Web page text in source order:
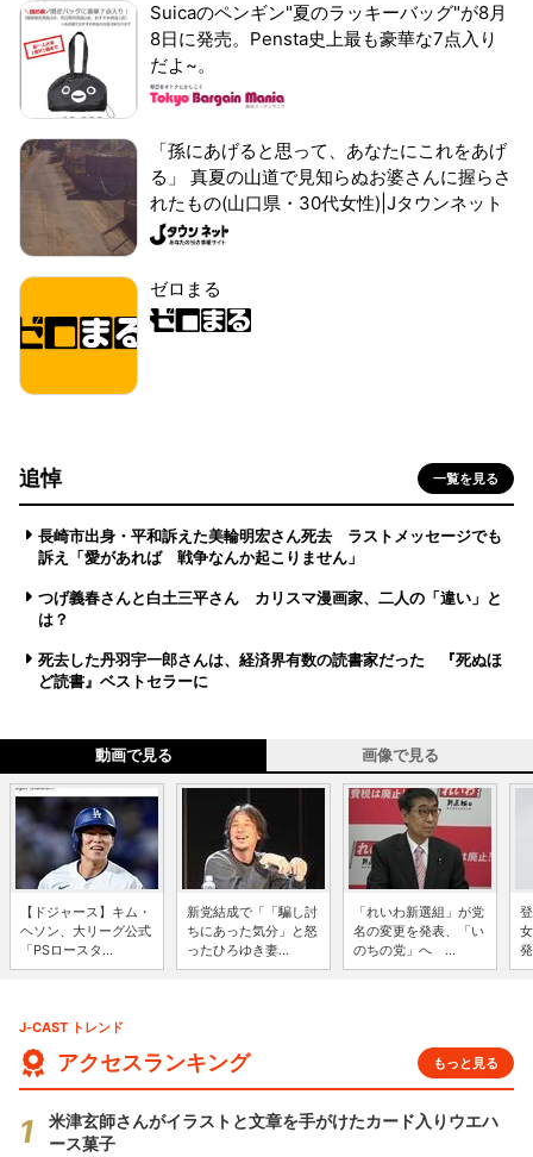
Suicaのペンギン"夏のラッキーバッグ"が8月
8日に発売。Pensta史上最も豪華な7点入り
だよ~。
「孫にあげると思って、あなたにこれをあげ
る」 真夏の山道で見知らぬお婆さんに握らさ
れたもの(山口県・30代女性)|Jタウンネット
ゼロまる
追悼 一覧を見る
長崎市出身・平和訴えた美輪明宏さん死去 ラストメッセージでも
訴え「愛があれば 戦争なんか起こりません」
つげ義春さんと白土三平さん カリスマ漫画家、二人の「違い」と
は？
死去した丹羽宇一郎さんは、経済界有数の読書家だった 『死ぬほ
ど読書』ベストセラーに
動画で見る 画像で見る
【ドジャース】キム・
ヘソン、大リーグ公式
「PSロースタ...
新党結成で「「騙し討
ちにあった気分」と怒
ったひろゆき妻...
「れいわ新選組」が党
名の変更を発表、「い
のちの党」へ ...
J-CAST トレンド
アクセスランキング もっと見る
米津玄師さんがイラストと文章を手がけたカード入りウエハ
ース菓子